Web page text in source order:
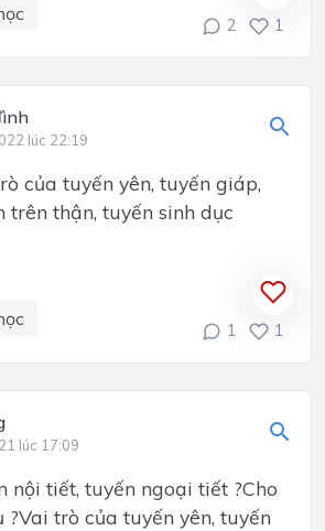
2 1
lúc 22:19
của tuyến yên, tuyến giáp,
trên thận, tuyến sinh dục
1 1
lúc 17:09
nội tiết, tuyến ngoại tiết ?Cho
trò của tuyến yên, tuyến